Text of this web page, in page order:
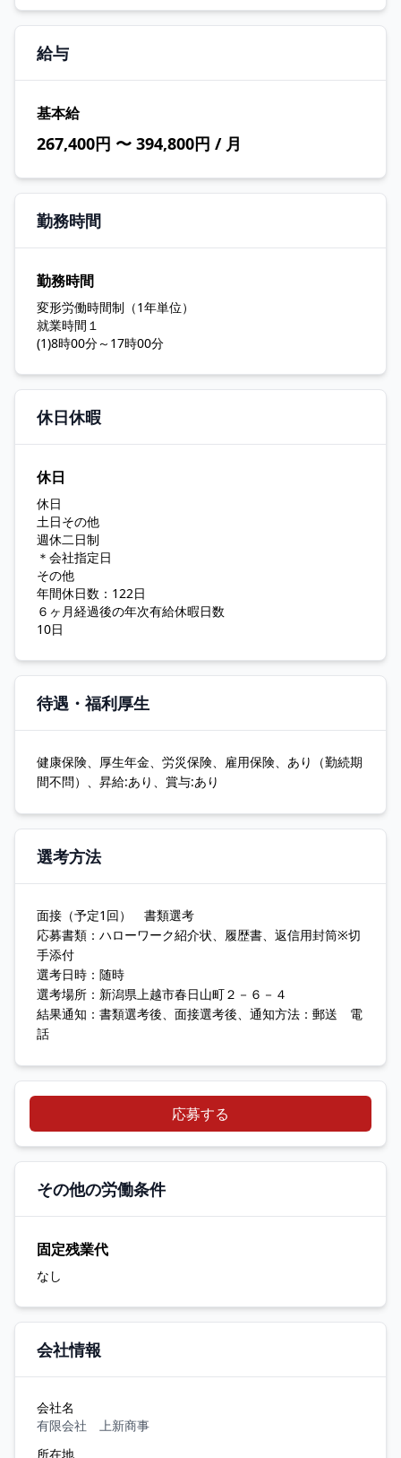
給与
基本給
267,400円 〜 394,800円 / 月
勤務時間
勤務時間
変形労働時間制（1年単位）
就業時間１
(1)8時00分～17時00分
休日休暇
休日
休日
土日その他
週休二日制
＊会社指定日
その他
年間休日数：122日
６ヶ月経過後の年次有給休暇日数
10日
待遇・福利厚生
健康保険、厚生年金、労災保険、雇用保険、あり（勤続期
間不問）、昇給:あり、賞与:あり
選考方法
面接（予定1回） 書類選考
応募書類：ハローワーク紹介状、履歴書、返信用封筒※切
手添付
選考日時：随時
選考場所：新潟県上越市春日山町２－６－４
結果通知：書類選考後、面接選考後、通知方法：郵送 電
話
応募する
その他の労働条件
固定残業代
なし
会社情報
会社名
有限会社 上新商事
所在地